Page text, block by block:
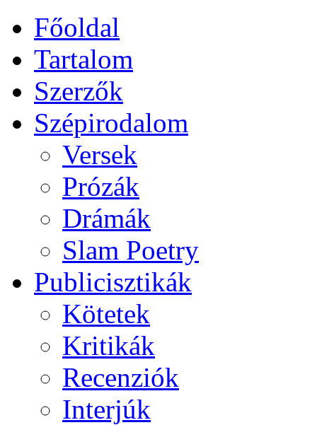
Főoldal
Tartalom
Szerzők
Szépirodalom
Versek
Prózák
Drámák
Slam Poetry
Publicisztikák
Kötetek
Kritikák
Recenziók
Interjúk